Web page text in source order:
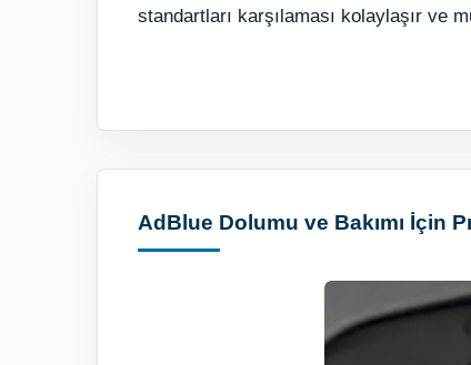
standartları karşılaması kolaylaşır ve
AdBlue Dolumu ve Bakımı İçin